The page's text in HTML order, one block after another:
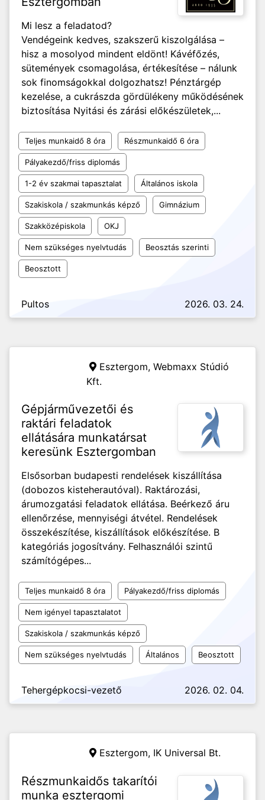
Mi lesz a feladatod?
Vendégeink kedves, szakszerű kiszolgálása –
hisz a mosolyod mindent eldönt! Kávéfőzés,
sütemények csomagolása, értékesítése – nálunk
sok finomságokkal dolgozhatsz! Pénztárgép
kezelése, a cukrászda gördülékeny működésének
biztosítása Nyitási és zárási előkészületek,...
Teljes munkaidő 8 óra Részmunkaidő 6 óra
Pályakezdő/friss diplomás
1-2 év szakmai tapasztalat Általános iskola
Szakiskola / szakmunkás képző Gimnázium
Szakközépiskola OKJ
Nem szükséges nyelvtudás Beosztás szerinti
Beosztott
Pultos 2026. 03. 24.
Esztergom, Webmaxx Stúdió
Kft.
Gépjárművezetői és
raktári feladatok
ellátására munkatársat
keresünk Esztergomban
Elsősorban budapesti rendelések kiszállítása
(dobozos kisteherautóval). Raktározási,
árumozgatási feladatok ellátása. Beérkező áru
ellenőrzése, mennyiségi átvétel. Rendelések
összekészítése, kiszállítások előkészítése. B
kategóriás jogosítvány. Felhasználói szintű
számítógépes...
Teljes munkaidő 8 óra Pályakezdő/friss diplomás
Nem igényel tapasztalatot
Szakiskola / szakmunkás képző
Nem szükséges nyelvtudás Általános Beosztott
Tehergépkocsi-vezető 2026. 02. 04.
Esztergom, IK Universal Bt.
Részmunkaidős takarítói
munka esztergomi